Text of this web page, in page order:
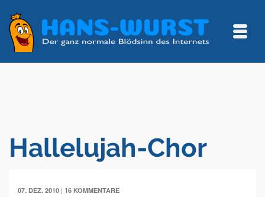
Hallelujah-Chor
07. DEZ. 2010 | 16 KOMMENTARE